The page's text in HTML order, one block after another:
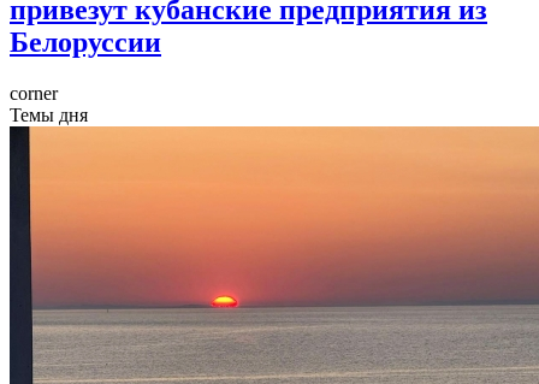
привезут кубанские предприятия из
Белоруссии
corner
Темы дня